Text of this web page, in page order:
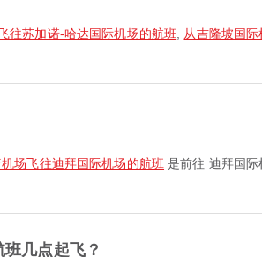
往苏加诺-哈达国际机场的航班 从吉隆坡国
场飞往迪拜国际机场的航班 是前往 迪拜国
几点起飞？